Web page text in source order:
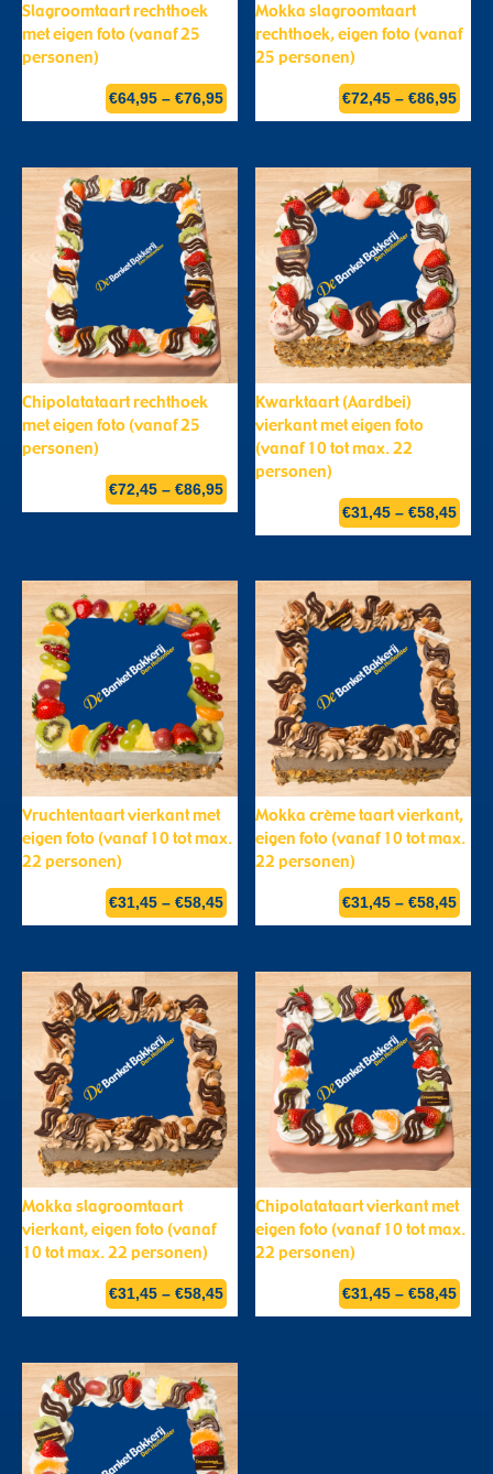
Slagroomtaart rechthoek
met eigen foto (vanaf 25
personen)
€64,95– €76,95
Mokka slagroomtaart
rechthoek, eigen foto (vanaf
25 personen)
€72,45 – €86,95
Chipolatataart rechthoek
met eigen foto (vanaf 25
personen)
€72,45– €86,95
Kwarktaart (Aardbei)
vierkant met eigen foto
(vanaf 10 tot max. 22
personen)
€31,45 – €58,45
Vruchtentaart vierkant met
eigen foto (vanaf 10 tot max.
22 personen)
€31,45– €58,45
Mokka crème taart vierkant,
eigen foto (vanaf 10 tot max.
22 personen)
€31,45 – €58,45
Mokka slagroomtaart
vierkant, eigen foto (vanaf
10 tot max. 22 personen)
€31,45– €58,45
Chipolatataart vierkant met
eigen foto (vanaf 10 tot max.
22 personen)
€31,45 – €58,45